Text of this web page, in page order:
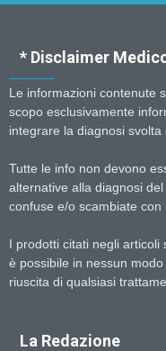
* Disclaimer
Le informazioni contenute
scopo esclusivamente
integrare la diagnosi svolta
Tutte le info non devono
alternative alla diagnosi
confuse e/o scambiate con
I prodotti citati negli articoli
è possibile in nessun
riuscita di qualsiasi
La Redazione